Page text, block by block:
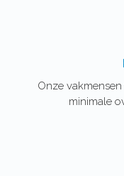
Onze
minimale